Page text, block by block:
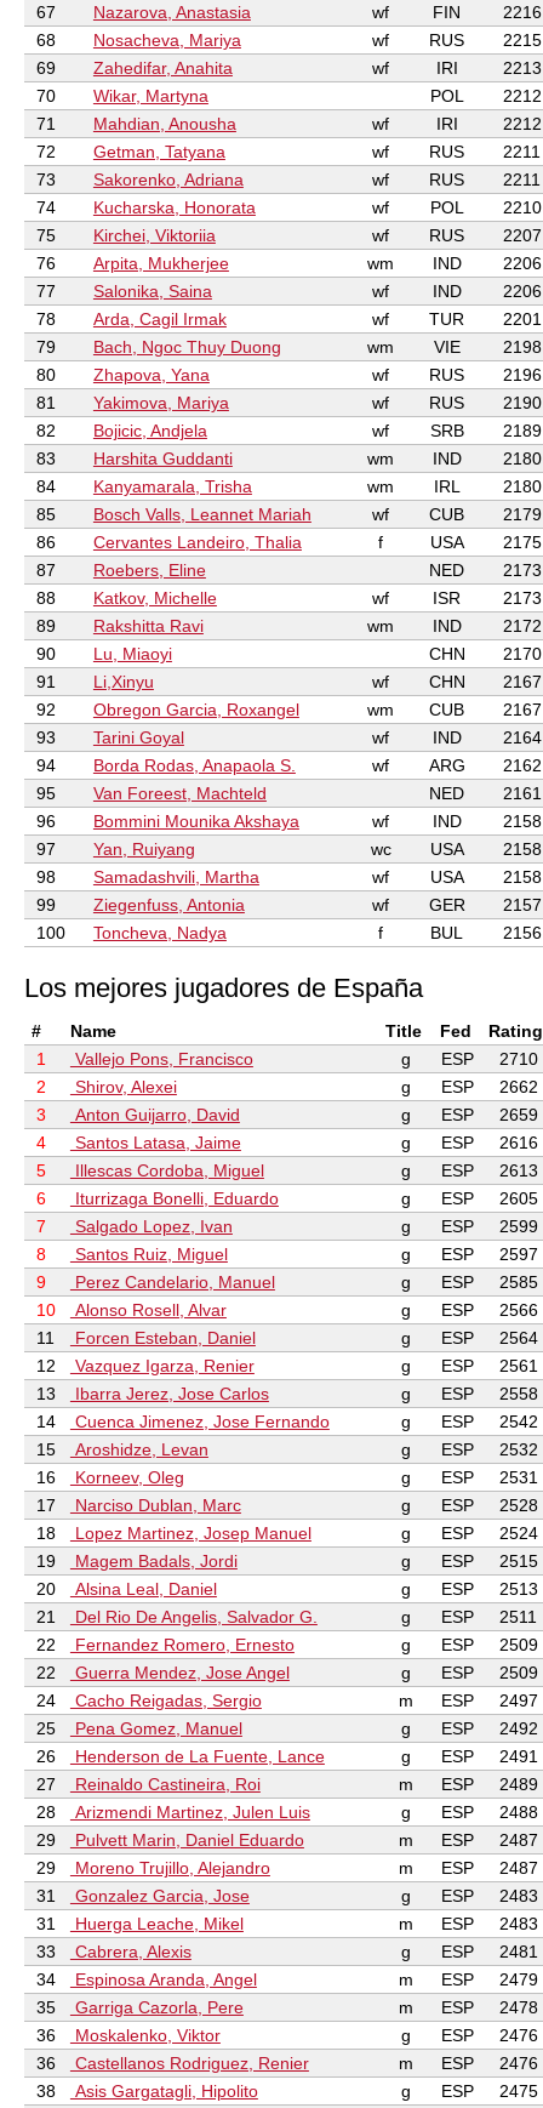
67 Nazarova, Anastasia wf FIN
2216
68
Nosacheva, Mariya wf RUS
2215
69
Zahedifar, Anahita wf IRI
2213
70
Wikar, Martyna POL
2212
71
Mahdian, Anousha wf IRI
2212
72
Getman, Tatyana wf RUS
2211
73
Sakorenko, Adriana wf RUS
2211
74
Kucharska, Honorata wf POL
2210
75
Kirchei, Viktoriia wf RUS
2207
76
Arpita, Mukherjee wm IND
2206
77
Salonika, Saina wf IND
2206
78
Arda, Cagil Irmak wf TUR
2201
79
Bach, Ngoc Thuy Duong wm VIE
2198
80
Zhapova, Yana wf RUS
2196
81
Yakimova, Mariya wf RUS
2190
82
Bojicic, Andjela wf SRB
2189
83
Harshita Guddanti wm IND
2180
84
Kanyamarala, Trisha wm IRL
2180
85
Bosch Valls, Leannet Mariah wf CUB
2179
86
Cervantes Landeiro, Thalia f USA
2175
87
Roebers, Eline NED
2173
88
Katkov, Michelle wf ISR
2173
89
Rakshitta Ravi wm IND
2172
90
Lu, Miaoyi CHN
2170
91
Li,Xinyu wf CHN
2167
92
Obregon Garcia, Roxangel wm CUB
2167
93
Tarini Goyal wf IND
2164
94
Borda Rodas, Anapaola S. wf ARG
2162
95
Van Foreest, Machteld NED
2161
96
Bommini Mounika Akshaya wf IND
2158
97
Yan, Ruiyang wc USA
2158
98
Samadashvili, Martha wf USA
2158
99
Ziegenfuss, Antonia wf GER
2157
100
Toncheva, Nadya f BUL 2156
Los mejores jugadores de España
# Name Title Fed
Rating
1
Vallejo Pons, Francisco g ESP
2710
2
Shirov, Alexei g ESP
2662
3
Anton Guijarro, David g ESP
2659
4
Santos Latasa, Jaime g ESP
2616
5
Illescas Cordoba, Miguel g ESP
2613
6
Iturrizaga Bonelli, Eduardo g ESP
2605
7
Salgado Lopez, Ivan g ESP
2599
8
Santos Ruiz, Miguel g ESP
2597
9
Perez Candelario, Manuel g ESP
2585
10
Alonso Rosell, Alvar g ESP
2566
11
Forcen Esteban, Daniel g ESP
2564
12
Vazquez Igarza, Renier g ESP
2561
13
Ibarra Jerez, Jose Carlos g ESP
2558
14
Cuenca Jimenez, Jose Fernando g ESP
2542
15
Aroshidze, Levan g ESP
2532
16
Korneev, Oleg g ESP
2531
17
Narciso Dublan, Marc g ESP
2528
18
Lopez Martinez, Josep Manuel g ESP
2524
19
Magem Badals, Jordi g ESP
2515
20
Alsina Leal, Daniel g ESP
2513
21
Del Rio De Angelis, Salvador G. g ESP
2511
22
Fernandez Romero, Ernesto g ESP
2509
22
Guerra Mendez, Jose Angel g ESP
2509
24
Cacho Reigadas, Sergio m ESP
2497
25
Pena Gomez, Manuel g ESP
2492
26
Henderson de La Fuente, Lance g ESP
2491
27
Reinaldo Castineira, Roi m ESP
2489
28
Arizmendi Martinez, Julen Luis g ESP
2488
29
Pulvett Marin, Daniel Eduardo m ESP
2487
29
Moreno Trujillo, Alejandro m ESP
2487
31
Gonzalez Garcia, Jose g ESP
2483
31
Huerga Leache, Mikel m ESP
2483
33
Cabrera, Alexis g ESP
2481
34
Espinosa Aranda, Angel m ESP
2479
35
Garriga Cazorla, Pere m ESP
2478
36
Moskalenko, Viktor g ESP
2476
36
Castellanos Rodriguez, Renier m ESP
2476
38
Asis Gargatagli, Hipolito g ESP
2475